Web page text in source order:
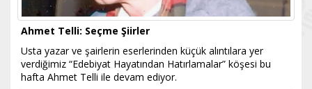
Ahmet Telli: Seçme Şiirler
Usta yazar ve şairlerin eserlerinden küçük alıntılara yer
verdiğimiz “Edebiyat Hayatından Hatırlamalar” köşesi bu
hafta Ahmet Telli ile devam ediyor.